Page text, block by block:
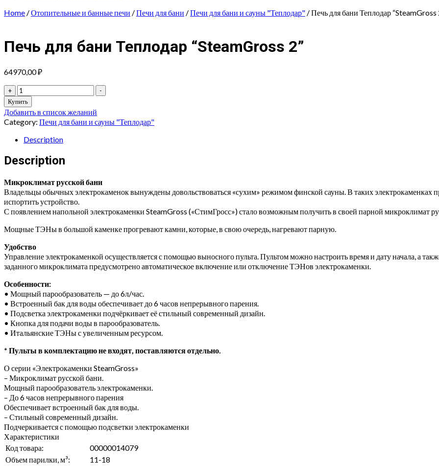
Home /Отопительные и банные печи /Печи для бани /Печи для бани и сауны "Теплодар" / Печь для бани Теплодар “SteamGross
Печь для бани Теплодар “SteamGross 2”
64970,00₽
+
Печь
для
бани
Теплодар
"SteamGross
2"
-
Купить
Добавить в список желаний
Category: Печи для бани и сауны "Теплодар"
Description
Description
Микроклимат русской бани
Владельцы обычных электрокаменок вынуждены довольствоваться «сухим» режимом финской сауны. В таких электрокаменках
испортить устройство.
С появлением напольной электрокаменки SteamGross («СтимГросс») стало возможным получить в своей парной микроклимат
Мощные ТЭНы в большой каменке прогревают камни, которые, в свою очередь, нагревают парную.
Удобство
Управление электрокаменкой осуществляется с помощью выносного пульта. Пультом можно настроить время и дату начала, а
заданного микроклимата предусмотрено автоматическое включение или отключение ТЭНов электрокаменки.
Особенности:
• Мощный парообразователь — до 6л/час.
• Встроенный бак для воды обеспечивает до 6 часов непрерывного парения.
• Подсветка электрокаменки подчёркивает её стильный современный дизайн.
• Кнопка для подачи воды в парообразователь.
• Итальянские ТЭНы с увеличенным ресурсом.
* Пульты в комплектацию не входят, поставляются отдельно.
О серии «Электрокаменки SteamGross»
– Микроклимат русской бани.
Мощный парообразователь электрокаменки.
– До 6 часов непрерывного парения
Обеспечивает встроенный бак для воды.
– Стильный современный дизайн.
Подчеркивается с помощью подсветки электрокаменки
Характеристики
Код товара:
00000014079
Объем парилки, м³:
11-18